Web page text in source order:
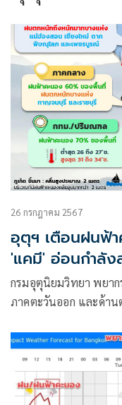
26 กรกฎาคม 2567
อุตุฯ เตือนฝนฟ้
'แคมี' อ่อนกำลัง
กรมอุตุนิยมวิทยา พยาก
ภาคตะวันออก และด้า
ของภาคกลาง